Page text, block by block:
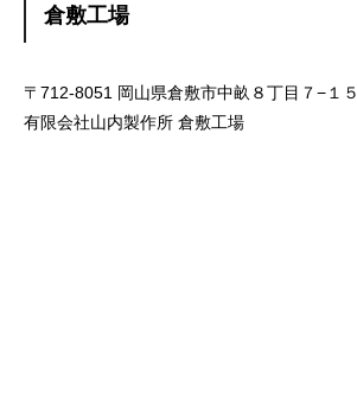
倉敷工場
〒712-8051 岡山県倉敷市中畝８丁目７−１５
有限会社山内製作所 倉敷工場